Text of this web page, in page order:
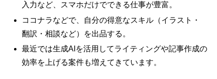
入力など、スマホだけでできる仕事が豊富。
ココナラなどで、自分の得意なスキル（イラスト・
翻訳・相談など）を出品する。
最近では生成AIを活用してライティングや記事作成の
効率を上げる案件も増えてきています。